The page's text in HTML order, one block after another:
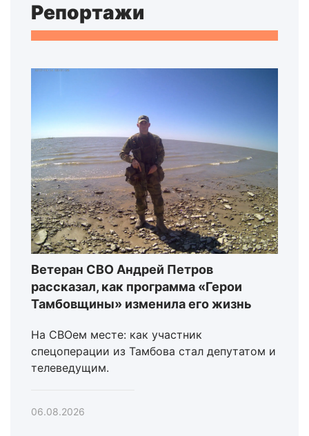
Репортажи
Ветеран СВО Андрей Петров
рассказал, как программа «Герои
Тамбовщины» изменила его жизнь
На СВОем месте: как участник
спецоперации из Тамбова стал депутатом и
телеведущим.
06.08.2026